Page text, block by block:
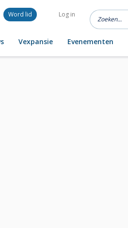
Word lid Log in
Vexpansie Evenementen